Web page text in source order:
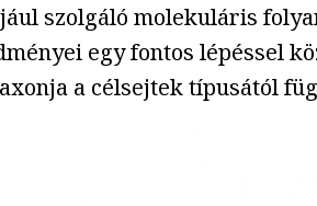
szolgáló molekuláris
egy fontos lépéssel
a célsejtek típusától